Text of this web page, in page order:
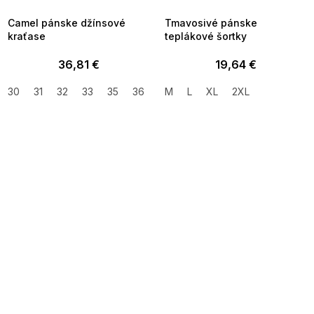
Camel pánske džínsové
kraťase
36,81 €
30 31 32 33 35 36 38 40 42
Tmavosivé pánske
teplákové šortky
19,64 €
M L XL 2XL